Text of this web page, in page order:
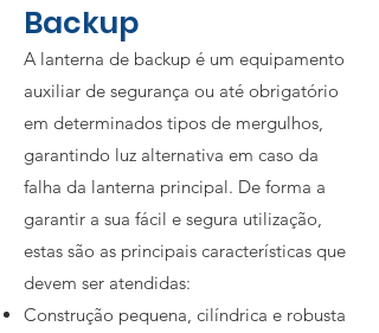
Backup
A lanterna de backup é um equipamento
auxiliar de segurança ou até obrigatório
em determinados tipos de mergulhos,
garantindo luz alternativa em caso da
falha da lanterna principal. De forma a
garantir a sua fácil e segura utilização,
estas são as principais características que
devem ser atendidas:
Construção pequena, cilíndrica e robusta